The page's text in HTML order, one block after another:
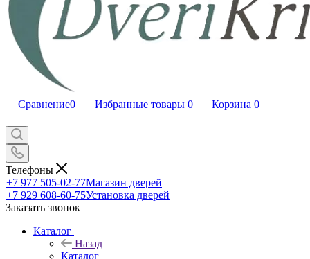
Сравнение0 Избранные товары 0 Корзина 0
Телефоны
+7 977 505-02-77Магазин дверей
+7 929 608-60-75Установка дверей
Заказать звонок
Каталог
Назад
Каталог